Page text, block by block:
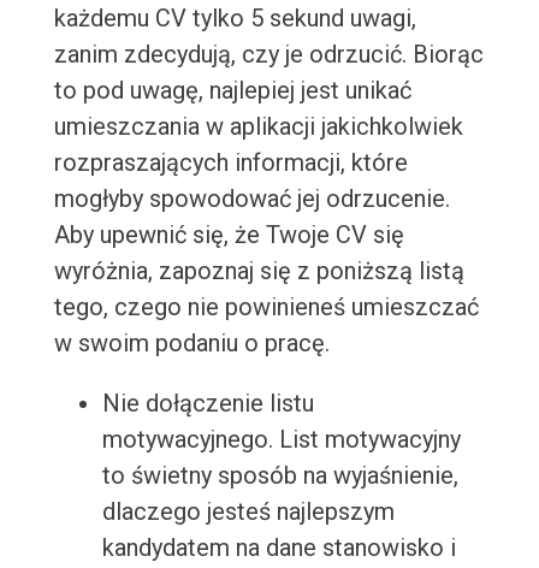
każdemu CV tylko 5 sekund uwagi,
zanim zdecydują, czy je odrzucić. Biorąc
to pod uwagę, najlepiej jest unikać
umieszczania w aplikacji jakichkolwiek
rozpraszających informacji, które
mogłyby spowodować jej odrzucenie.
Aby upewnić się, że Twoje CV się
wyróżnia, zapoznaj się z poniższą listą
tego, czego nie powinieneś umieszczać
w swoim podaniu o pracę.
Nie dołączenie listu
motywacyjnego. List motywacyjny
to świetny sposób na wyjaśnienie,
dlaczego jesteś najlepszym
kandydatem na dane stanowisko i